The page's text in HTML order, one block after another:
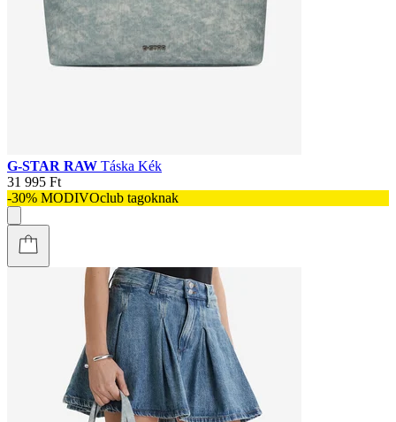
G-STAR RAW Táska Kék
31 995 Ft
-30% MODIVOclub tagoknak